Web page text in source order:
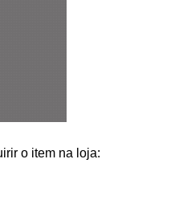
o item na loja: